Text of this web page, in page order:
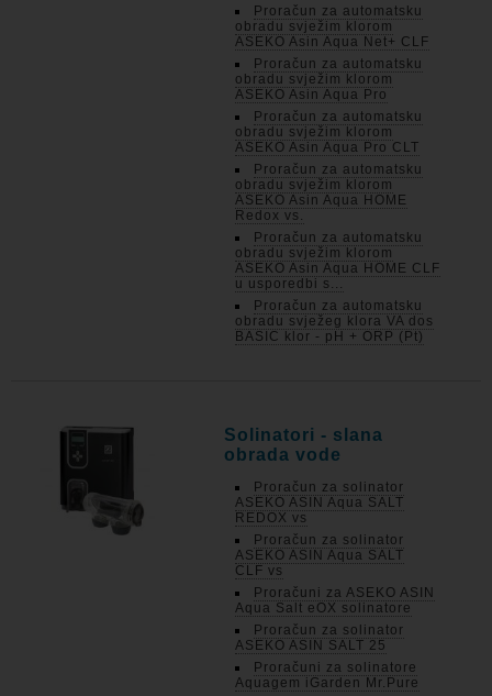
Proračun za automatsku
obradu svježim klorom
ASEKO Asin Aqua Net+ CLF
Proračun za automatsku
obradu svježim klorom
ASEKO Asin Aqua Pro
Proračun za automatsku
obradu svježim klorom
ASEKO Asin Aqua Pro CLT
Proračun za automatsku
obradu svježim klorom
ASEKO Asin Aqua HOME
Redox vs.
Proračun za automatsku
obradu svježim klorom
ASEKO Asin Aqua HOME CLF
u usporedbi s...
Proračun za automatsku
obradu svježeg klora VA dos
BASIC klor - pH + ORP (Pt)
Solinatori - slana
obrada vode
Proračun za solinator
ASEKO ASIN Aqua SALT
REDOX vs
Proračun za solinator
ASEKO ASIN Aqua SALT
CLF vs
Proračuni za ASEKO ASIN
Aqua Salt eOX solinatore
Proračun za solinator
ASEKO ASIN SALT 25
Proračuni za solinatore
Aquagem iGarden Mr.Pure